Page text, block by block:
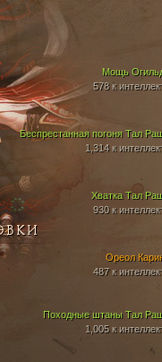
Беспрестанная погоня Тал
1,314 к
Хватка Тал
930 к
Мощь
578 к
Походные штаны Тал
1,005 к
Ореол
487 к